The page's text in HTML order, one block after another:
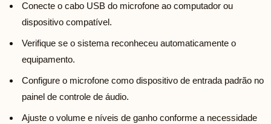
Conecte o cabo USB do microfone ao computador ou
dispositivo compatível.
Verifique se o sistema reconheceu automaticamente o
equipamento.
Configure o microfone como dispositivo de entrada padrão no
painel de controle de áudio.
Ajuste o volume e níveis de ganho conforme a necessidade